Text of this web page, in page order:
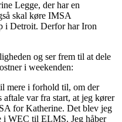
Legge, der har en
skal køre IMSA
i Detroit. Derfor har Iron
og ser frem til at dele
i weekenden:
mere i forhold til, om der
var fra start, at jeg kører
for Katherine. Det blev jeg
i WEC til ELMS. Jeg håber